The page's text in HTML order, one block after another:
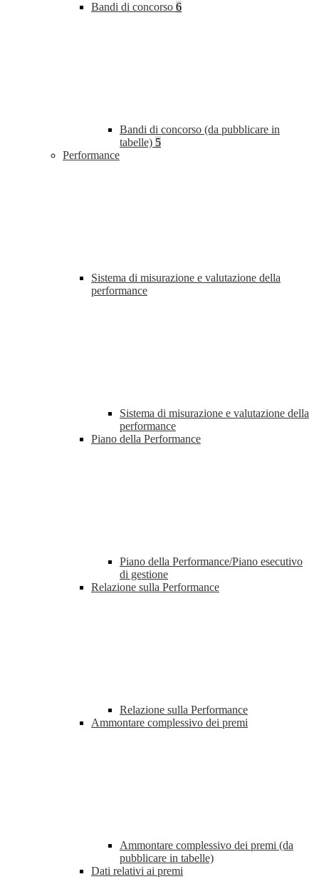
Bandi di concorso 6
Bandi di concorso (da pubblicare in
tabelle) 5
Performance
Sistema di misurazione e valutazione della
performance
Sistema di misurazione e valutazione della
performance
Piano della Performance
Piano della Performance/Piano esecutivo
di gestione
Relazione sulla Performance
Relazione sulla Performance
Ammontare complessivo dei premi
Ammontare complessivo dei premi (da
pubblicare in tabelle)
Dati relativi ai premi